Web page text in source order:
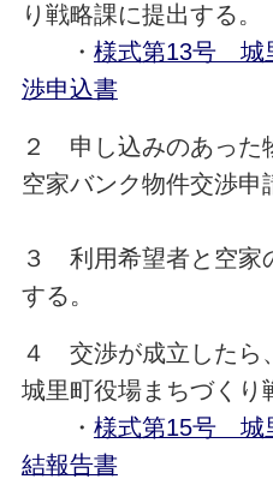
り戦略課に提出する。
・ 様式第13号 城
渉申込書
２ 申し込みのあった
空家バンク物件交渉申
３ 利用希望者と空家
する。
４ 交渉が成立したら
城里町役場まちづくり
・ 様式第15号 城
結報告書